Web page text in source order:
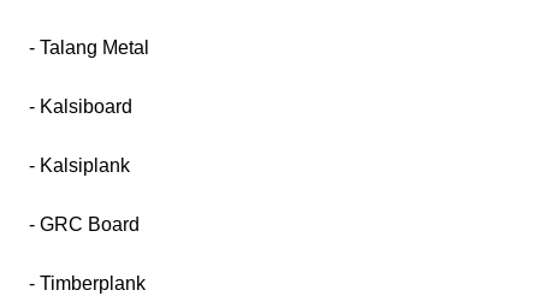
- Talang Metal
- Kalsiboard
- Kalsiplank
- GRC Board
- Timberplank